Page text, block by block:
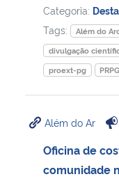
Ministério do Turismo
Ministério do
Ministério da Mulher, da
Categoria:
Tags:
Além do
divulgação
proext-pg
Além do Ar
Oficina de
comunidade